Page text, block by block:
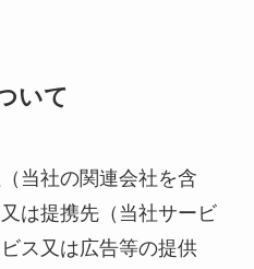
いて
当社の関連会社を含
は提携先（当社サービ
ス又は広告等の提供